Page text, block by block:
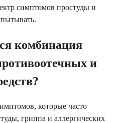
симптомов простуды и
комбинация
и
которые часто
гриппа и аллергических